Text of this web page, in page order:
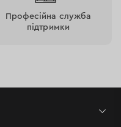
Професійна служба
підтримки